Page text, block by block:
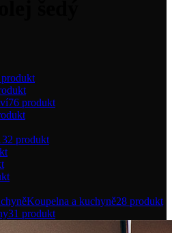
produkt
76 produkt
produkt
Koupelna a kuchyně28 produkt
31 produkt